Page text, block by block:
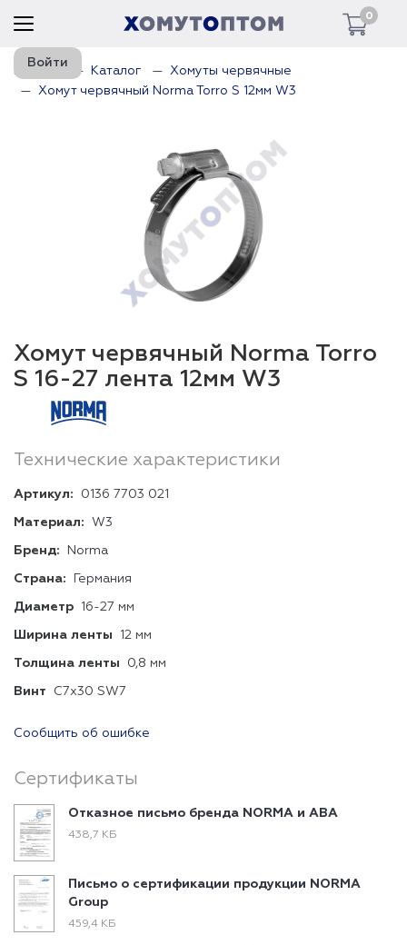
0
Войти
Главная Каталог
Хомуты червячные
Хомут червячный Norma Torro S 12мм W3
Хомут червячный Norma Torro
S 16-27 лента 12мм W3
Технические характеристики
Артикул: 0136 7703 021
Материал: W3
Бренд: Norma
Страна: Германия
Диаметр 16-27 мм
Ширина ленты 12 мм
Толщина ленты 0,8 мм
Винт C7x30 SW7
Сообщить об ошибке
Сертификаты
Отказное письмо бренда NORMA и ABA
438,7 КБ
Письмо о сертификации продукции NORMA
Group
459,4 КБ